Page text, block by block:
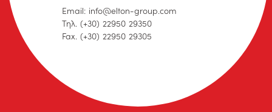
Email: info@elton-group.com
Τηλ. (+30) 22950 29350
Fax. (+30) 22950 29305